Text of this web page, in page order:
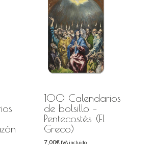
100 Calendarios
de bolsillo –
Pentecostés (El
Greco)
7,00€ IVA incluido